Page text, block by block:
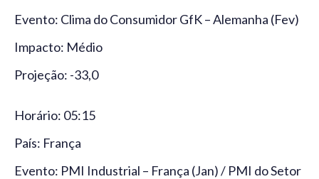
Evento: Clima do Consumidor GfK – Alemanha (Fev)
Impacto: Médio
Projeção: -33,0
Horário: 05:15
País: França
Evento: PMI Industrial – França (Jan) / PMI do Setor